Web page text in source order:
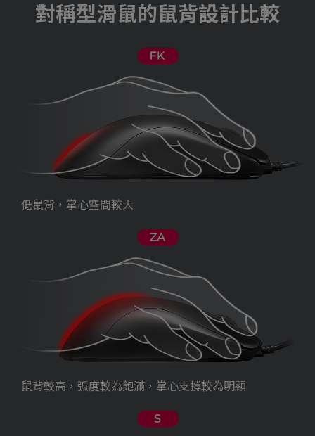
對稱型滑鼠的鼠背設計比較
低鼠背，掌心空間較大
鼠背較高，弧度較為飽滿，掌心支撐較為明顯